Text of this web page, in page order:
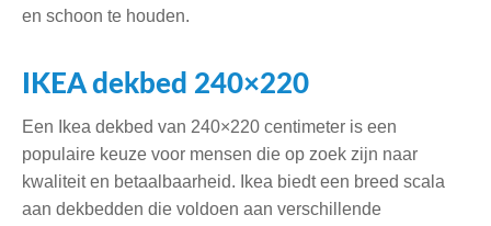
en schoon te houden.
IKEA dekbed 240×220
Een Ikea dekbed van 240×220 centimeter is een
populaire keuze voor mensen die op zoek zijn naar
kwaliteit en betaalbaarheid. Ikea biedt een breed scala
aan dekbedden die voldoen aan verschillende